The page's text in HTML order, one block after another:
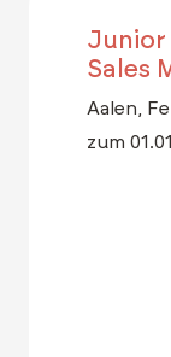
Junior
Sales
Aalen,
zum